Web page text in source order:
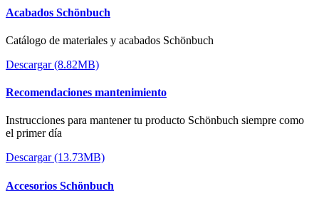
Acabados Schönbuch
Catálogo de materiales y acabados Schönbuch
Descargar (8.82MB)
Recomendaciones mantenimiento
Instrucciones para mantener tu producto Schönbuch siempre como
el primer día
Descargar (13.73MB)
Accesorios Schönbuch